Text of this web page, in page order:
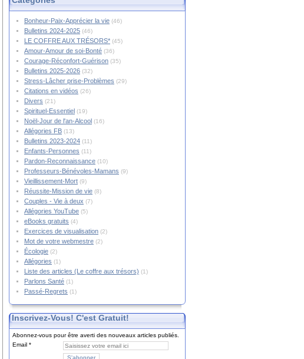
Bonheur-Paix-Apprécier la vie (46)
Bulletins 2024-2025 (46)
LE COFFRE AUX TRÉSORS* (45)
Amour-Amour de soi-Bonté (36)
Courage-Réconfort-Guérison (35)
Bulletins 2025-2026 (32)
Stress-Lâcher prise-Problèmes (29)
Citations en vidéos (26)
Divers (21)
Spirituel-Essentiel (19)
Noël-Jour de l'an-Alcool (16)
Allégories FB (13)
Bulletins 2023-2024 (11)
Enfants-Personnes (11)
Pardon-Reconnaissance (10)
Professeurs-Bénévoles-Mamans (9)
Vieillissement-Mort (9)
Réussite-Mission de vie (8)
Couples - Vie à deux (7)
Allégories YouTube (5)
eBooks gratuits (4)
Exercices de visualisation (2)
Mot de votre webmestre (2)
Écologie (2)
Allégories (1)
Liste des articles (Le coffre aux trésors) (1)
Parlons Santé (1)
Passé-Regrets (1)
Inscrivez-Vous! C'est Gratuit!
Abonnez-vous pour être averti des nouveaux articles publiés.
Email